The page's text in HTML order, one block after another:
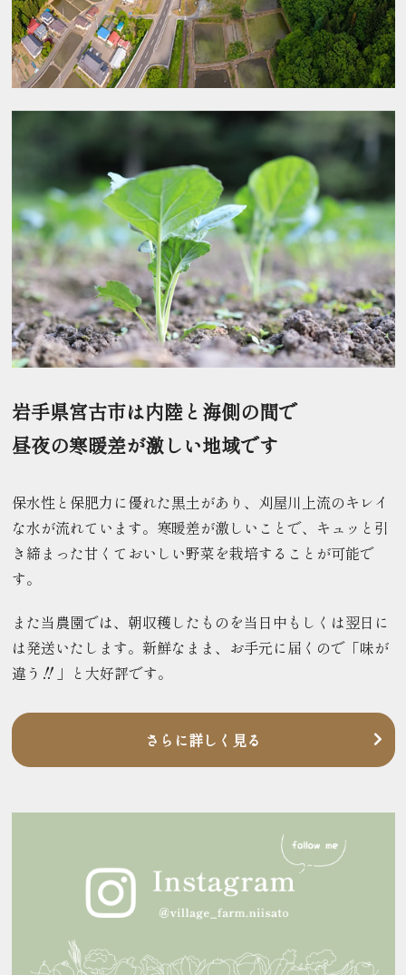
岩手県宮古市は内陸と海側の間で
昼夜の寒暖差が激しい地域です
保水性と保肥力に優れた黒土があり、刈屋川上流のキレイ
な水が流れています。寒暖差が激しいことで、キュッと引
き締まった甘くておいしい野菜を栽培することが可能で
す。
また当農園では、朝収穫したものを当日中もしくは翌日に
は発送いたします。新鮮なまま、お手元に届くので「味が
違う‼」と大好評です。
さらに詳しく見る